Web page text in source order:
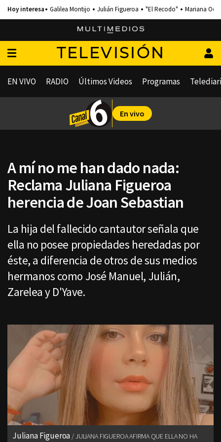
Galilea Montijo Julián Figueroa "El Recodo" Mariana
TELEVISIÓN
EN VIVO RADIO Últimos Videos Programas
En vivo
A mí no me han dado nada:
Reclama Juliana Figueroa
herencia de Joan Sebastian
La hija del fallecido cantautor señala que
ella no posee propiedades heredadas por
éste, a diferencia de otros de sus medios
hermanos como José Manuel, Julián,
Zarelea y D'Yave.
Juliana Figueroa
JULIANA FIGUEROA AFIRMA QUE ELLA NO HA